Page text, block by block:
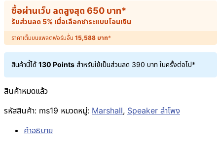
ซื้อผ่านเว็บ ลดสูงสุด 650 บาท*
รับส่วนลด 5% เมื่อเลือกชำระแบบโอนเงิน
ราคาเต็มบนแพลตฟอร์มอื่น 15,588 บาท*
สินค้านี้ได้ 130 Points สำหรับใช้เป็นส่วนลด 390 บาท ในครั้งต่อไป*
สินค้าหมดแล้ว
รหัสสินค้า: ms19 หมวดหมู่: Marshall, Speaker ลำโพง
คำอธิบาย